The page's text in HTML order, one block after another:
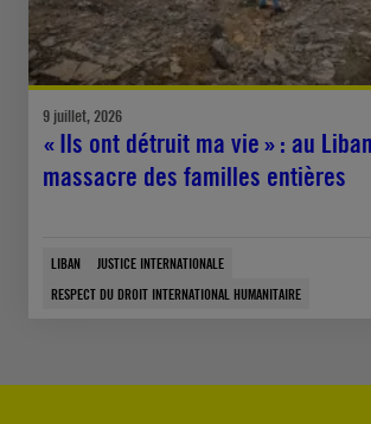
9 juillet, 2026
« Ils ont détruit ma vie » : au
massacre des familles entières
LIBAN
JUSTICE INTERNATIONALE
RESPECT DU DROIT INTERNATIONAL HUMANITAIRE